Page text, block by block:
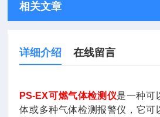
相关文章
详细介绍 在线留言
PS-EX可燃气体检测仪是一种可
体或多种气体检测报警仪，它可